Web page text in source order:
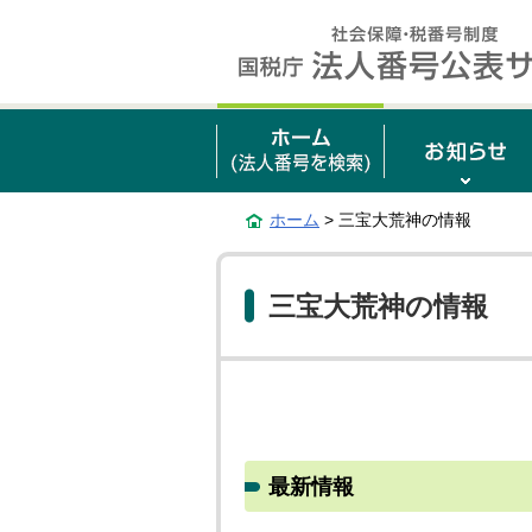
ホーム > 三宝大荒神の情報
三宝大荒神の情報
最新情報